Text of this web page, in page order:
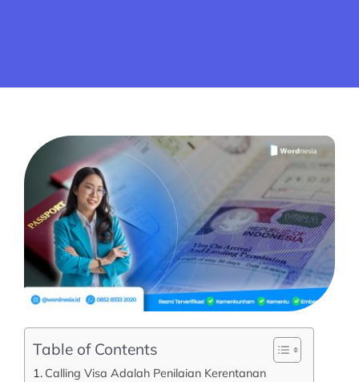
Table of Contents
Calling Visa Adalah Penilaian Kerentanan